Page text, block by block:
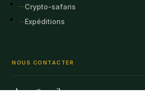
Crypto-safaris
Expéditions
NOUS CONTACTER
abepar@ymail.com